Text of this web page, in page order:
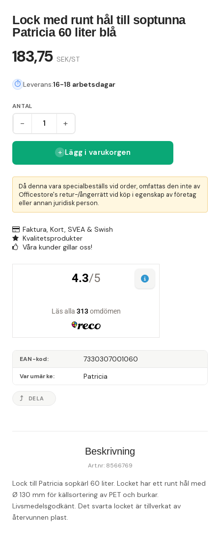
Lock med runt hål till soptunna
Patricia 60 liter blå
183,75 SEK/ST
Leverans:16-18 arbetsdagar
ANTAL
- +
Lägg i varukorgen
Då denna vara specialbeställs vid order, omfattas den inte av
Officestore's retur-/ångerrätt vid köp i egenskap av företag
eller annan juridisk person.
Faktura, Kort, SVEA & Swish
Kvalitetsprodukter
Våra kunder gillar oss!
EAN-kod 7330307001060
Varumärke Patricia
DELA
Beskrivning
Art.nr: 8566769
Lock till Patricia sopkärl 60 liter. Locket har ett runt hål med
Ø 130 mm för källsortering av PET och burkar.
Livsmedelsgodkänt. Det svarta locket är tillverkat av
återvunnen plast.